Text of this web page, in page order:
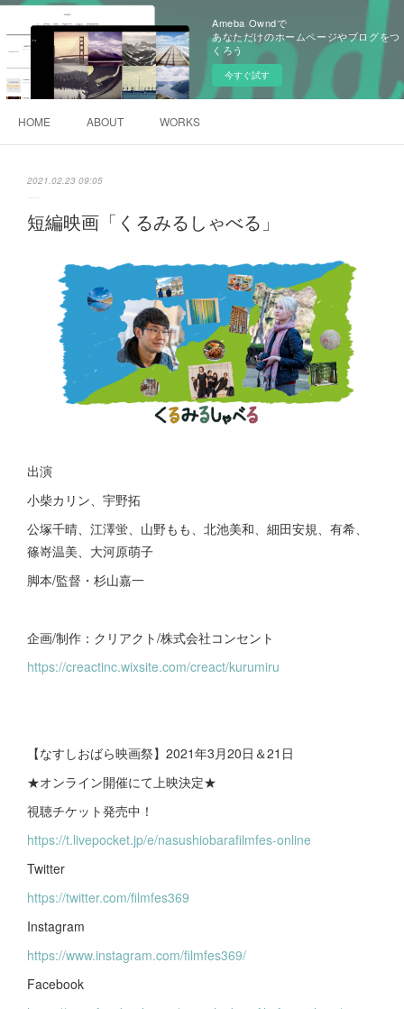
Ameba Owndで
あなただけのホームページやブログをつ
くろう
今すぐ試す
HOME ABOUT WORKS
2021.02.23 09:05
短編映画「くるみるしゃべる」
出演
小柴カリン、宇野拓
公塚千晴、江澤蛍、山野もも、北池美和、細田安規、有希、
篠嵜温美、大河原萌子
脚本/監督・杉山嘉一
​企画/制作：クリアクト/株式会社コンセント
https://creactinc.wixsite.com/creact/kurumiru
【なすしおばら映画祭】2021年3月20日＆21日
★オンライン開催にて上映決定★
視聴チケット発売中！
https://t.livepocket.jp/e/nasushiobarafilmfes-online
Twitter
https://twitter.com/filmfes369
Instagram
https://www.instagram.com/filmfes369/
​Facebook